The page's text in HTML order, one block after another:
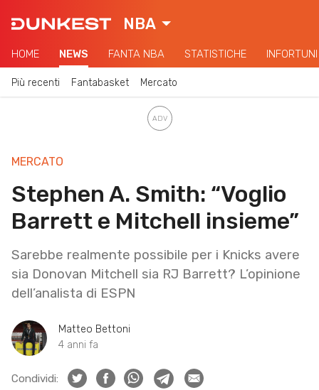
NBA
HOME NEWS FANTA NBA STATISTICHE INFORTUNI
Più recenti Fantabasket Mercato
MERCATO
Stephen A. Smith: “Voglio
Barrett e Mitchell insieme”
Sarebbe realmente possibile per i Knicks avere
sia Donovan Mitchell sia RJ Barrett? L’opinione
dell’analista di ESPN
Matteo Bettoni
4 anni fa
Condividi: